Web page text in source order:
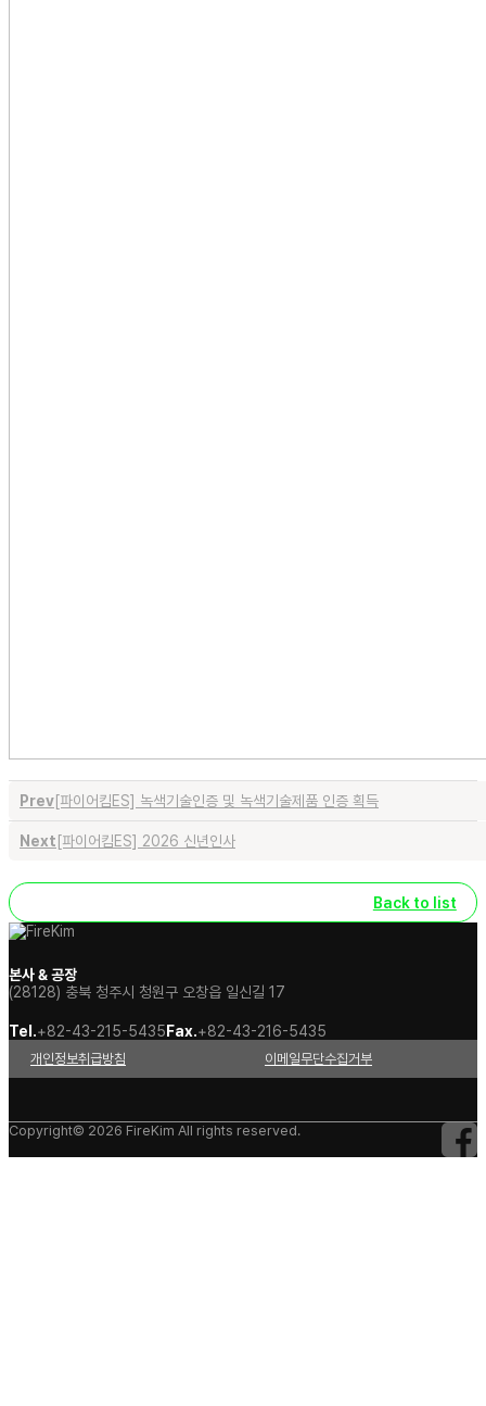
Prev[파이어킴ES] 녹색기술인증 및 녹색기술제품 인증 획득
Next [파이어킴ES] 2026 신년인사
Back to list
본사 & 공장
(28128) 충북 청주시 청원구 오창읍 일신길 17
Tel.+82-43-215-5435 Fax.+82-43-216-5435
개인정보취급방침 이메일무단수집거부
Copyright© 2026 FireKim All rights reserved.